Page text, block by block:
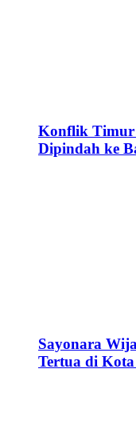
Konflik Timur
Dipindah ke
Sayonara
Tertua di